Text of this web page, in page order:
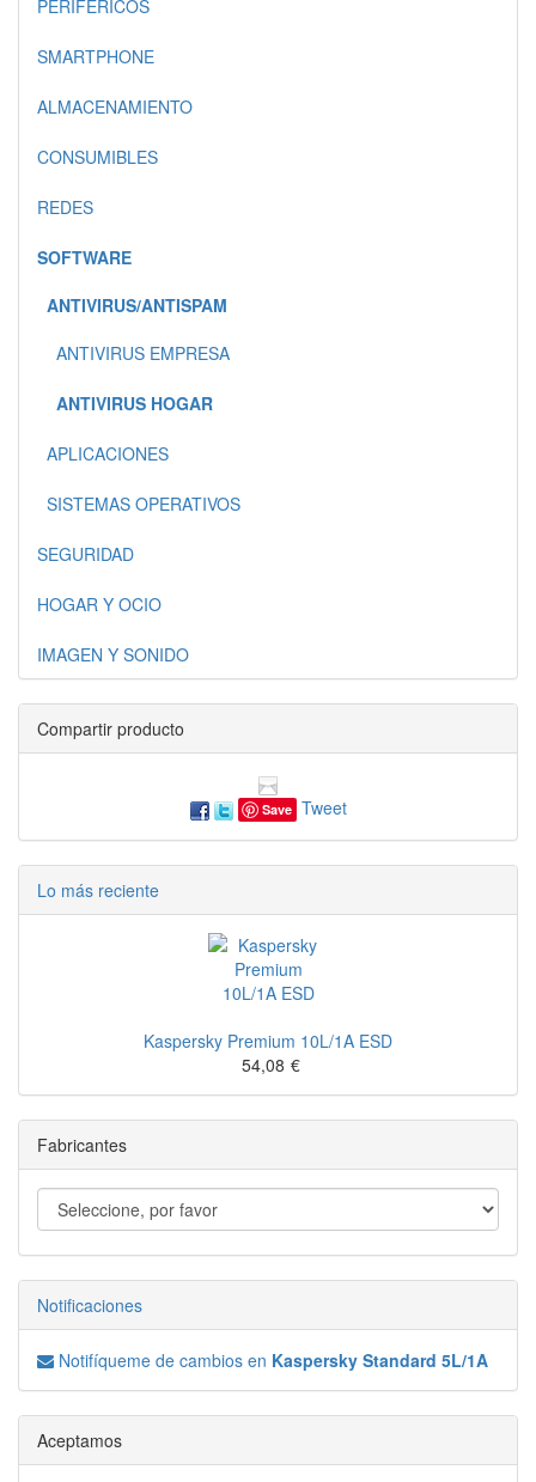
PERIFERICOS
SMARTPHONE
ALMACENAMIENTO
CONSUMIBLES
REDES
SOFTWARE
ANTIVIRUS/ANTISPAM
ANTIVIRUS EMPRESA
ANTIVIRUS HOGAR
APLICACIONES
SISTEMAS OPERATIVOS
SEGURIDAD
HOGAR Y OCIO
IMAGEN Y SONIDO
Compartir producto
Save Tweet
Lo más reciente
Kaspersky Premium 10L/1A ESD
54,08 €
Fabricantes
Notificaciones
Notifíqueme de cambios en Kaspersky Standard 5L/1A
Aceptamos